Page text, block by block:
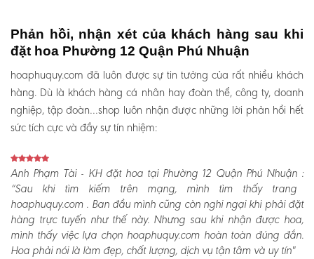
Phản hồi, nhận xét của khách hàng sau khi
đặt hoa Phường 12 Quận Phú Nhuận
hoaphuquy.com đã luôn được sự tin tưởng của rất nhiều khách
hàng. Dù là khách hàng cá nhân hay đoàn thể, công ty, doanh
nghiệp, tập đoàn…shop luôn nhận được những lời phản hồi hết
sức tích cực và đầy sự tín nhiệm:
Anh Phạm Tài - KH đặt hoa tại Phường 12 Quận Phú Nhuận :
“Sau khi tìm kiếm trên mạng, mình tìm thấy trang
hoaphuquy.com . Ban đầu mình cũng còn nghi ngại khi phải đặt
hàng trực tuyến như thế này. Nhưng sau khi nhận được hoa,
mình thấy việc lựa chọn hoaphuquy.com hoàn toàn đúng đắn.
Hoa phải nói là làm đẹp, chất lượng, dịch vụ tận tâm và uy tín"